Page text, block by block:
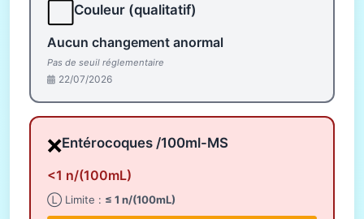
Couleur (qualitatif)
Aucun changement anormal
Pas de seuil réglementaire
22/07/2026
❌Entérocoques /100ml-MS
<1 n/(100mL)
Ⓛ Limite : ≤ 1 n/(100mL)